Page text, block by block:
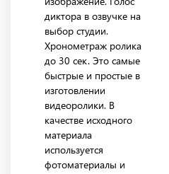
диктора в озвучке на
выбор студии.
Хронометраж ролика
до 30 сек. Это самые
быстрые и простые в
изготовлении
видеоролики. В
качестве исходного
материала
используется
фотоматериалы и